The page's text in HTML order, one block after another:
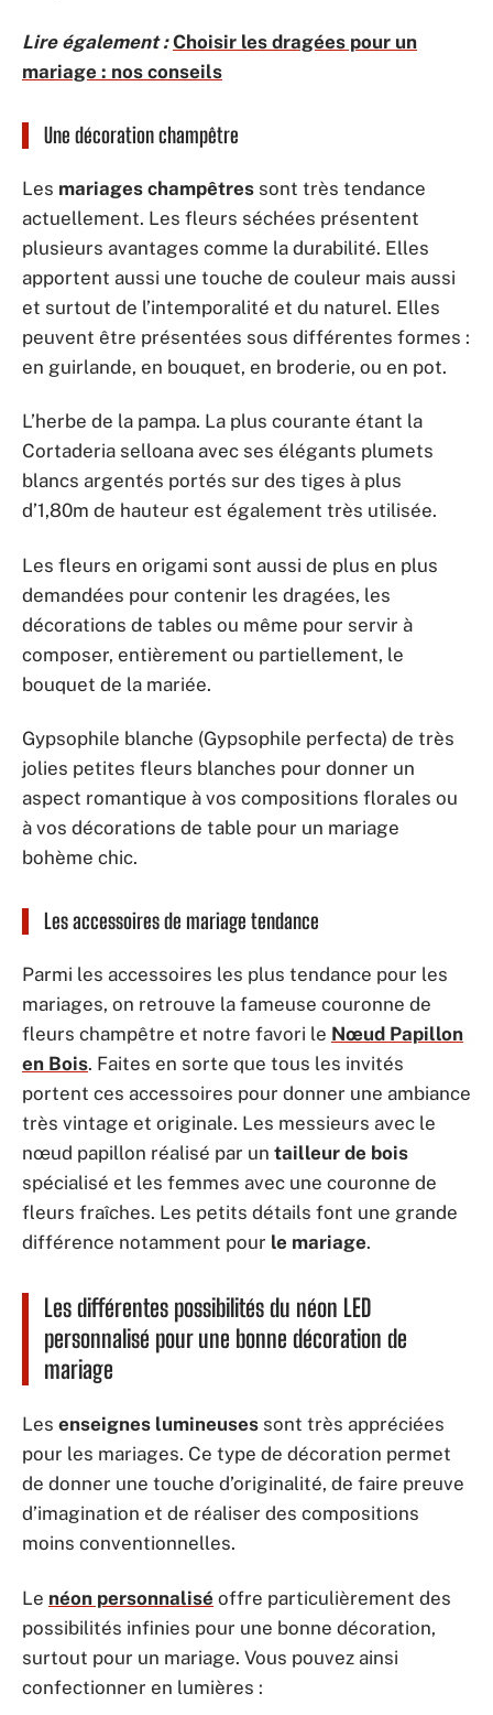
Lire également : Choisir les dragées pour un
mariage : nos conseils
Une décoration champêtre
Les mariages champêtres sont très tendance
actuellement. Les fleurs séchées présentent
plusieurs avantages comme la durabilité. Elles
apportent aussi une touche de couleur mais aussi
et surtout de l’intemporalité et du naturel. Elles
peuvent être présentées sous différentes formes :
en guirlande, en bouquet, en broderie, ou en pot.
L’herbe de la pampa. La plus courante étant la
Cortaderia selloana avec ses élégants plumets
blancs argentés portés sur des tiges à plus
d’1,80m de hauteur est également très utilisée.
Les fleurs en origami sont aussi de plus en plus
demandées pour contenir les dragées, les
décorations de tables ou même pour servir à
composer, entièrement ou partiellement, le
bouquet de la mariée.
Gypsophile blanche (Gypsophile perfecta) de très
jolies petites fleurs blanches pour donner un
aspect romantique à vos compositions florales ou
à vos décorations de table pour un mariage
bohème chic.
Les accessoires de mariage tendance
Parmi les accessoires les plus tendance pour les
mariages, on retrouve la fameuse couronne de
fleurs champêtre et notre favori le Nœud Papillon
en Bois. Faites en sorte que tous les invités
portent ces accessoires pour donner une ambiance
très vintage et originale. Les messieurs avec le
nœud papillon réalisé par un tailleur de bois
spécialisé et les femmes avec une couronne de
fleurs fraîches. Les petits détails font une grande
différence notamment pour le mariage.
Les différentes possibilités du néon LED
personnalisé pour une bonne décoration de
mariage
Les enseignes lumineuses sont très appréciées
pour les mariages. Ce type de décoration permet
de donner une touche d’originalité, de faire preuve
d’imagination et de réaliser des compositions
moins conventionnelles.
Le néon personnalisé offre particulièrement des
possibilités infinies pour une bonne décoration,
surtout pour un mariage. Vous pouvez ainsi
confectionner en lumières :